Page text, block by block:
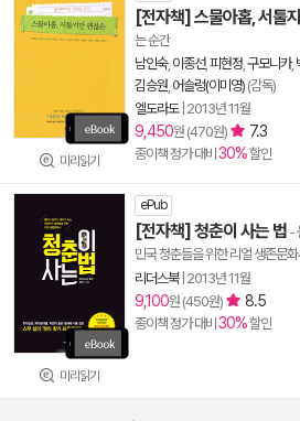
미리읽기
[전자책] 스물아홉, 서툴
는 순간
남인숙, 이종선, 피현정 구모니카,
김승원 어슬렁(이미영) (감독)
엘도라도| 2013년 11월
9,450원 (470원) 7.3
종이책 정가 대비 30%할인
미리읽기
ePub
[전자책] 청춘이 사는 법 -
민국 청춘들을 위한 리얼 생존문화
리더스북| 2013년 11월
9,100원 (450원) 8.5
종이책 정가 대비 30%할인